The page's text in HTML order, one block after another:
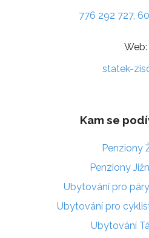
776 292 727,
Web:
statek-
Kam se
Penziony
Penziony
Ubytování pro
Ubytování pro
Ubytování